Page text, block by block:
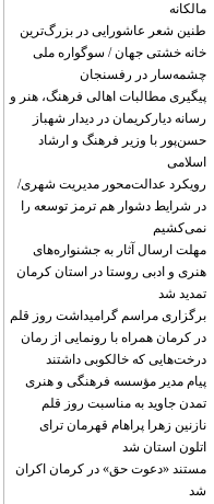
مالکانه
طنین شعر عاشورایی در بزرگ‌ترین
خانه خشتی جهان / سوگواره ملی
چشمه‌سار در رفسنجان
پیگیری مطالبات اهالی فرهنگ، هنر و
رسانه دیارکریمان در دیدار شهباز
حسن‌پور با وزیر فرهنگ و ارشاد
اسلامی
رویکرد عدالت‌محور مدیریت شهری/
در شرایط دشوار هم ترمز توسعه را
نمی‌کشیم
مهلت ارسال آثار به جشنواره‌های
هنری و ادبی روستا در استان کرمان
تمدید شد
برگزاری مراسم گرامیداشت روز قلم
در کرمان همراه با رونمایی از رمان
درخت‌هایی که خالکوبی داشتند
پیام مدیر مؤسسه فرهنگی و هنری
تمدن جاوید به مناسبت روز قلم
نازنین زهرا پراهام قهرمان ترای
اتلون استان شد
مستند «دعوت حق» در کرمان اکران
شد